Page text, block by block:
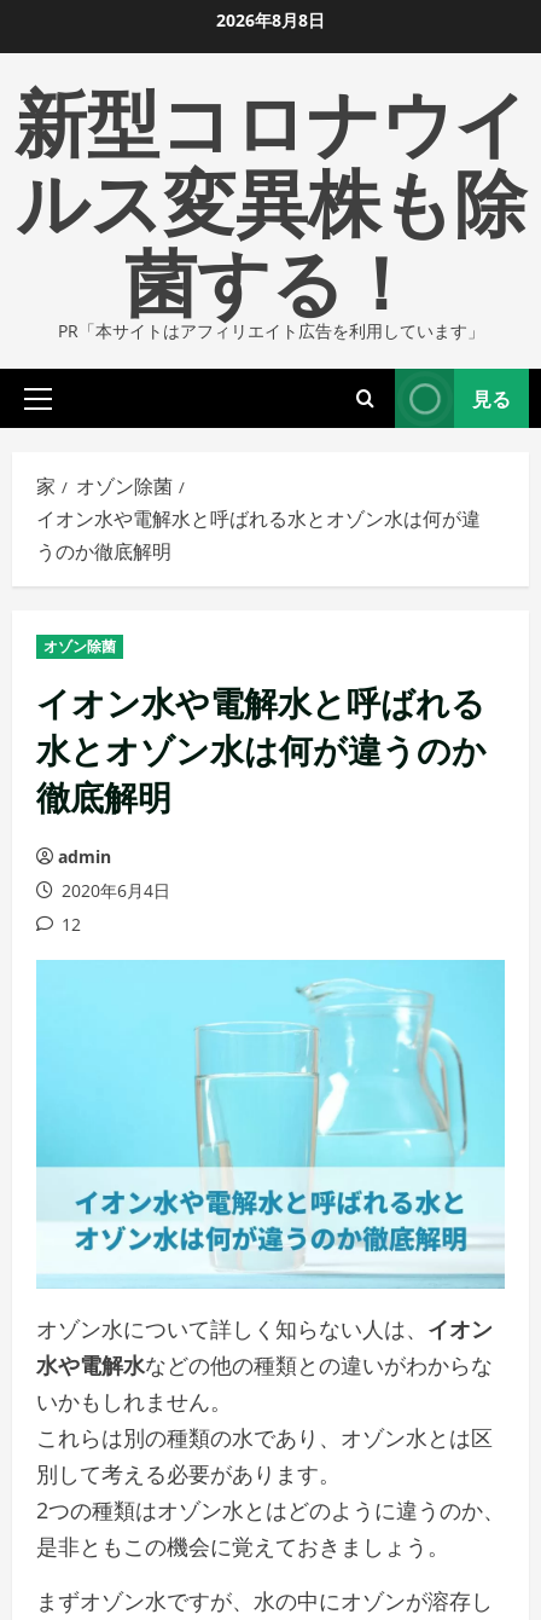
ン
ツ
ま
2026年8月8日
新型コロナウイ
ルス変異株も除
菌する！
PR「本サイトはアフィリエイト広告を利用しています」
プ
イ
マ
リ
メ
ニ
ー
見る
家
オゾン除菌
イオン水や電解水と呼ばれる水とオゾン水は何が違
うのか徹底解明
オゾン除菌
イオン水や電解水と呼ばれる
水とオゾン水は何が違うのか
徹底解明
admin
2020年6月4日
12
オゾン水について詳しく知らない人は、 イオン
水や電解水などの他の種類との違いがわからな
いかもしれません。
これらは別の種類の水であり、オゾン水とは区
別して考える必要があります。
2つの種類はオゾン水とはどのように違うのか、
是非ともこの機会に覚えておきましょう。
まずオゾン水ですが、水の中にオゾンが溶存し